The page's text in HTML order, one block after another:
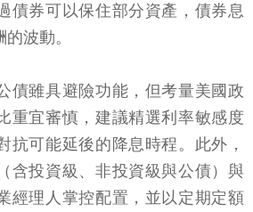
債券可以保住部分資產，債券息
波動。
債雖具避險功能，但考量美國政
重宜審慎，建議精選利率敏感度
抗可能延後的降息時程。此外，
含投資級、非投資級與公債）與
經理人掌控配置，並以定期定額